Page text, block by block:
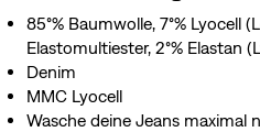
85°% Baumwolle, 7°% Lyocell
Elastomultiester, 2°% Elastan
Denim
MMC Lyocell
Wasche deine Jeans maximal